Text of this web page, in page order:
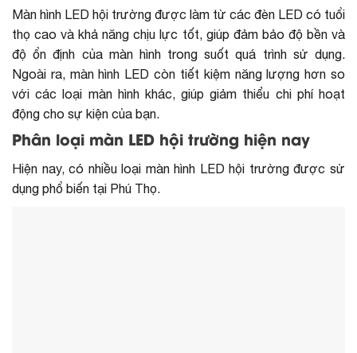
Màn hình LED hội trường được làm từ các đèn LED có tuổi
thọ cao và khả năng chịu lực tốt, giúp đảm bảo độ bền và
độ ổn định của màn hình trong suốt quá trình sử dụng.
Ngoài ra, màn hình LED còn tiết kiệm năng lượng hơn so
với các loại màn hình khác, giúp giảm thiểu chi phí hoạt
động cho sự kiện của bạn.
Phân loại màn LED hội trường hiện nay
Hiện nay, có nhiều loại màn hình LED hội trường được sử
dụng phổ biến tại Phú Thọ.